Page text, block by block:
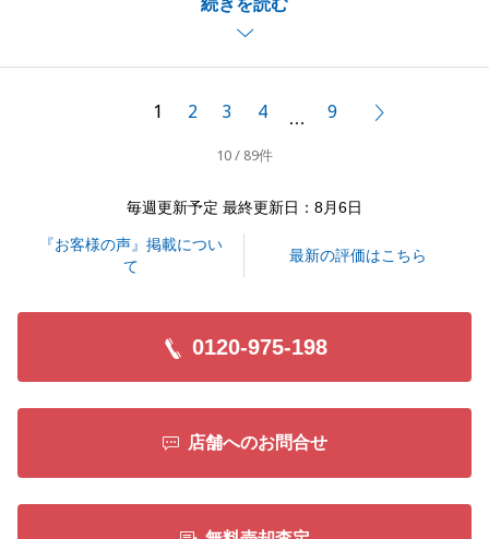
続きを読む
今回の物件は、現在のお住いのお買い換え先として、
お取引をさせて頂きました。
ご契約からお引渡しまでかなりタイトなスケジュール
ご自宅のご売却もお任せ頂いておりますので、しっか
引き続き、宜しくお願い申し上げます。
閉じる
1 2 3 4 … 9
10 / 89件
毎週更新予定 最終更新日：8月6日
『お客様の声』掲載につい
て
最新の評価はこちら
0120-975-198
店舗へのお問合せ